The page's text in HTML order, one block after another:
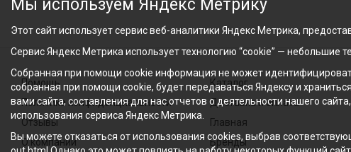
Помощь
Политика конфиденциальности
Отзывы
О компании
Каталог
Доставка и оплата
Главная
Бренды
Мы используем Яндекс Метрику
Этот сайт использует сервис веб-аналитики Яндекс Метрика,
Сервис Яндекс Метрика использует технологию “cookie” —
Собранная при помощи cookie информация не может
собранная при помощи cookie, будет передаваться Яндексу и
вами сайта, составления для нас отчетов о деятельности нашего
использования сервиса Яндекс Метрика.
Вы можете отказаться от использования cookies, выбрав